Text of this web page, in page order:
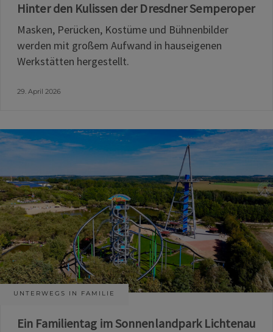
Hinter den Kulissen der Dresdner Semperoper
Masken, Perücken, Kostüme und Bühnenbilder
werden mit großem Aufwand in hauseigenen
Werkstätten hergestellt.
29. April 2026
UNTERWEGS IN FAMILIE
Ein Familientag im Sonnenlandpark Lichtenau